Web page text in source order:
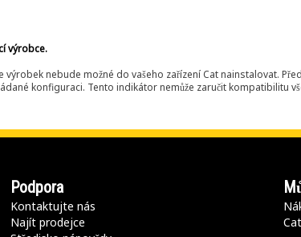
výrobce.
výrobek nebude možné do vašeho zařízení Cat nainstalovat.
konfiguraci. Tento indikátor nemůže zaručit kompatibilitu
Podpora
Kontaktujte nás
Najít prodejce